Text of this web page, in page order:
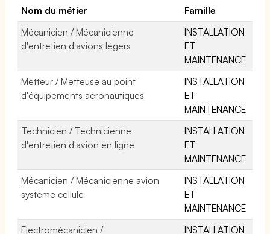
Nom du métier
Famille
Mécanicien / Mécanicienne
d'entretien d'avions légers
INSTALLATION
ET
MAINTENANCE
Metteur / Metteuse au point
d'équipements aéronautiques
INSTALLATION
ET
MAINTENANCE
Technicien / Technicienne
d'entretien d'avion en ligne
INSTALLATION
ET
MAINTENANCE
Mécanicien / Mécanicienne avion
système cellule
INSTALLATION
ET
MAINTENANCE
Electromécanicien /
INSTALLATION